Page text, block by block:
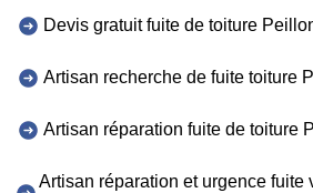
Devis gratuit fuite de toiture
Artisan recherche de fuite toiture
Artisan réparation fuite de toiture
Artisan réparation et urgence fuite